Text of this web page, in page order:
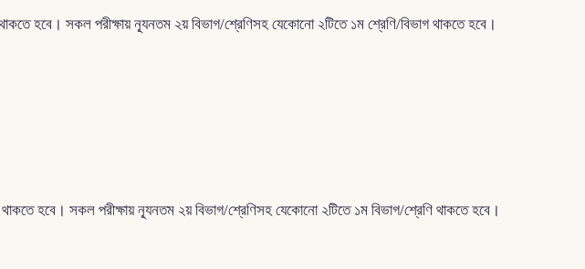
হবে। সকল পরীক্ষায় ন্যূনতম ২য় বিভাগ/শ্রেণিসহ যেকোনো ২টিতে ১ম শ্রেণি/বিভাগ থাকতে হবে।
হবে। সকল পরীক্ষায় ন্যূনতম ২য় বিভাগ/শ্রেণিসহ যেকোনো ২টিতে ১ম বিভাগ/শ্রেণি থাকতে হবে।